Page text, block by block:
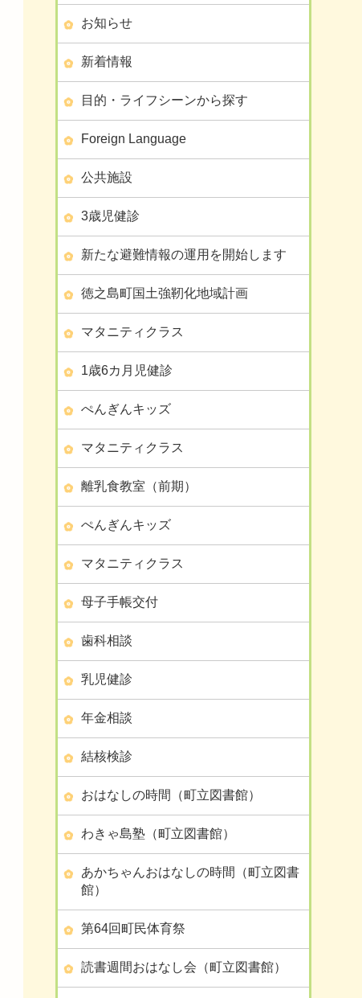
お知らせ
新着情報
目的・ライフシーンから探す
Foreign Language
公共施設
3歳児健診
新たな避難情報の運用を開始します
徳之島町国土強靭化地域計画
マタニティクラス
1歳6カ月児健診
ぺんぎんキッズ
マタニティクラス
離乳食教室（前期）
ぺんぎんキッズ
マタニティクラス
母子手帳交付
歯科相談
乳児健診
年金相談
結核検診
おはなしの時間（町立図書館）
わきゃ島塾（町立図書館）
あかちゃんおはなしの時間（町立図書
館）
第64回町民体育祭
読書週間おはなし会（町立図書館）